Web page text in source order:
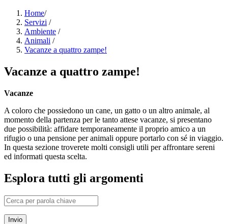
Home/
Servizi /
Ambiente /
Animali /
Vacanze a quattro zampe!
Vacanze a quattro zampe!
Vacanze
A coloro che possiedono un cane, un gatto o un altro animale, al
momento della partenza per le tanto attese vacanze, si presentano
due possibilità: affidare temporaneamente il proprio amico a un
rifugio o una pensione per animali oppure portarlo con sé in viaggio.
In questa sezione troverete molti consigli utili per affrontare sereni
ed informati questa scelta.
Esplora tutti gli argomenti
Invio